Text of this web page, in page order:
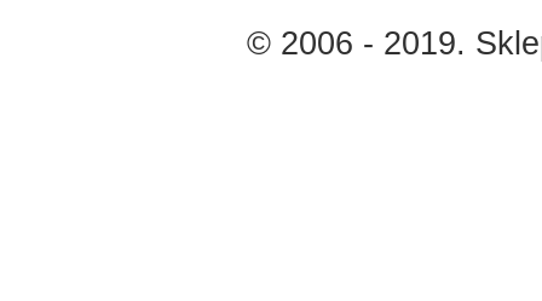
© 2006 - 2019.